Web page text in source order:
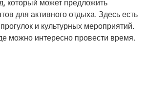
для активного отдыха. Здесь есть
и культурных мероприятий.
можно интересно провести время.